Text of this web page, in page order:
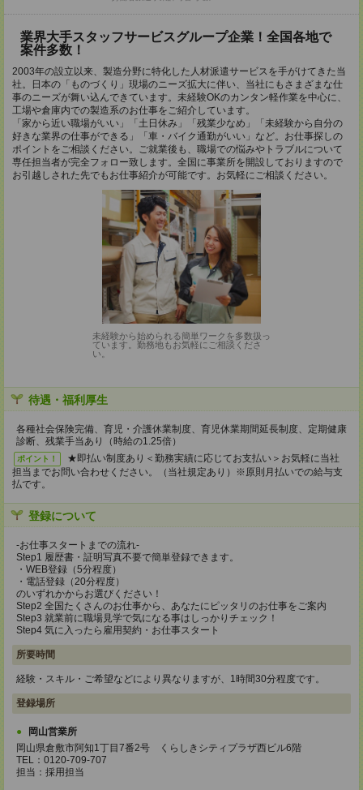
業界大手スタッフサービスグループ企業！全国各地で
案件多数！
2003年の設立以来、製造分野に特化した人材派遣サービスを手がけてきた当
社。日本の「ものづくり」現場のニーズ拡大に伴い、当社にもさまざまな仕
事のニーズが舞い込んできています。未経験OKのカンタン軽作業を中心に、
工場や倉庫内での製造系のお仕事をご紹介しています。
「家から近い職場がいい」「土日休み」「残業少なめ」「未経験から自分の
好きな業界の仕事ができる」「車・バイク通勤がいい」など。お仕事探しの
ポイントをご相談ください。ご就業後も、職場での悩みやトラブルについて
専任担当者が完全フォロー致します。全国に事業所を開設しておりますので
お引越しされた先でもお仕事紹介が可能です。お気軽にご相談ください。
未経験から始められる簡単ワークを多数扱っ
ています。勤務地もお気軽にご相談くださ
い。
待遇・福利厚生
各種社会保険完備、育児・介護休業制度、育児休業期間延長制度、定期健康
診断、残業手当あり（時給の1.25倍）
ポイント！
★即払い制度あり＜勤務実績に応じてお支払い＞お気軽に当社
担当までお問い合わせください。（当社規定あり）※原則月払いでの給与支
払です。
登録について
-お仕事スタートまでの流れ-
Step1 履歴書・証明写真不要で簡単登録できます。
・WEB登録（5分程度）
・電話登録（20分程度）
のいずれかからお選びください！
Step2 全国たくさんのお仕事から、あなたにピッタリのお仕事をご案内
Step3 就業前に職場見学で気になる事はしっかりチェック！
Step4 気に入ったら雇用契約・お仕事スタート
所要時間
経験・スキル・ご希望などにより異なりますが、1時間30分程度です。
登録場所
岡山営業所
岡山県倉敷市阿知1丁目7番2号 くらしきシティプラザ西ビル6階
TEL：0120-709-707
担当：採用担当